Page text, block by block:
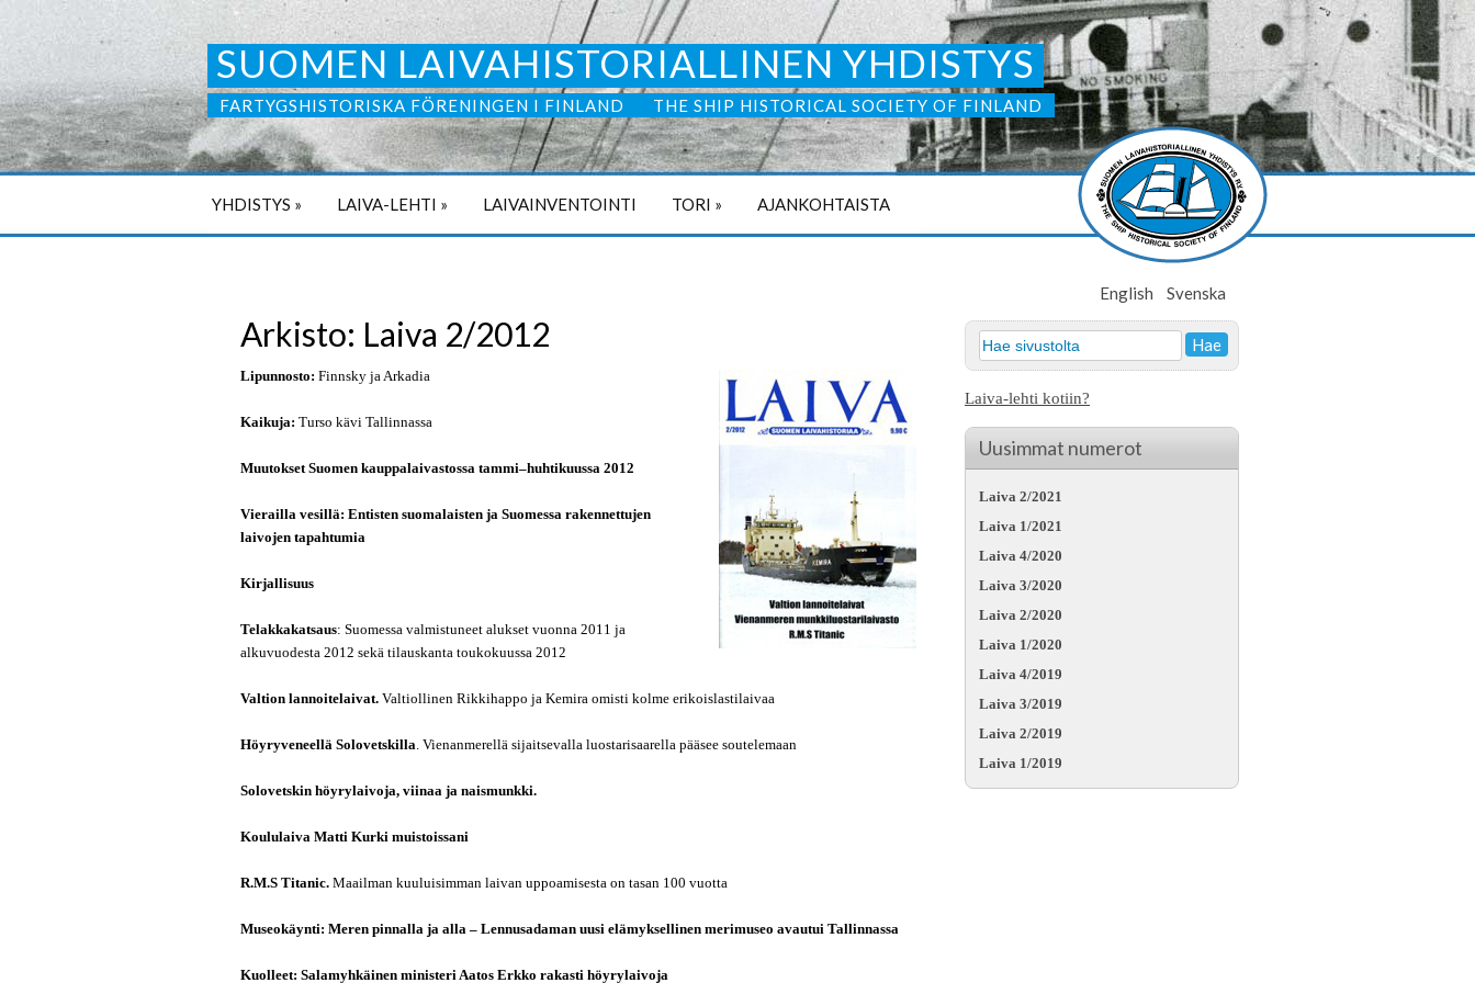
SUOMEN LAIVAHISTORIALLINEN YHDISTYS
FARTYGSHISTORISKA FÖRENINGEN I FINLAND THE SHIP HISTORICAL SOCIETY OF FINLAND
YHDISTYS » LAIVA-LEHTI » LAIVAINVENTOINTI TORI » AJANKOHTAISTA
Arkisto: Laiva 2/2012
Lipunnosto: Finnsky ja Arkadia
Kaikuja: Turso kävi Tallinnassa
Muutokset Suomen kauppalaivastossa tammi–huhtikuussa 2012
Vierailla vesillä: Entisten suomalaisten ja Suomessa rakennettujen
laivojen tapahtumia
Kirjallisuus
Telakkakatsaus: Suomessa valmistuneet alukset vuonna 2011 ja
alkuvuodesta 2012 sekä tilauskanta toukokuussa 2012
Valtion lannoitelaivat. Valtiollinen Rikkihappo ja Kemira omisti kolme erikoislastilaivaa
Höyryveneellä Solovetskilla. Vienanmerellä sijaitsevalla luostarisaarella pääsee soutelemaan
Solovetskin höyrylaivoja, viinaa ja naismunkki.
Koululaiva Matti Kurki muistoissani
R.M.S Titanic. Maailman kuuluisimman laivan uppoamisesta on tasan 100 vuotta
Museokäynti: Meren pinnalla ja alla – Lennusadaman uusi elämyksellinen merimuseo avautui Tallinnassa
Kuolleet: Salamyhkäinen ministeri Aatos Erkko rakasti höyrylaivoja
Svenska
English
Laiva-lehti kotiin?
Uusimmat numerot
Laiva 2/2021
Laiva 1/2021
Laiva 4/2020
Laiva 3/2020
Laiva 2/2020
Laiva 1/2020
Laiva 4/2019
Laiva 3/2019
Laiva 2/2019
Laiva 1/2019